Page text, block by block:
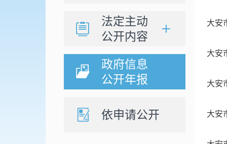
法定主动
公开内容
政府信息
公开年报
依申请公开
大安
大安
大安
大安